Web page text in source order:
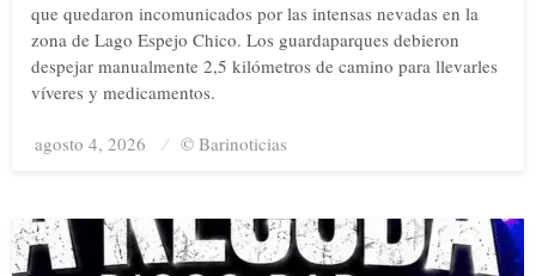
que quedaron incomunicados por las intensas nevadas en la
zona de Lago Espejo Chico. Los guardaparques debieron
despejar manualmente 2,5 kilómetros de camino para llevarles
víveres y medicamentos.
Posted
agosto 4, 2026 © Barinoticias